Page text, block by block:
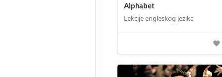
Alphabet
Lekcije engleskog jezika